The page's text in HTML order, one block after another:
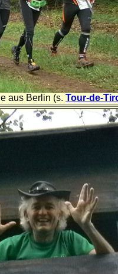
aus Berlin (s. Tour-de-